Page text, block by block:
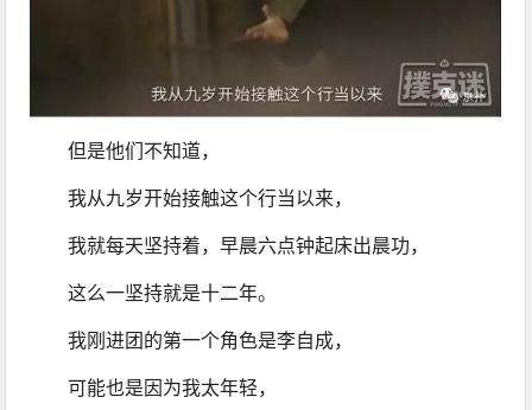
但是他们不知道，
我从九岁开始接触这个行当以来，
我就每天坚持着，早晨六点钟起床出晨功，
这么一坚持就是十二年。
我刚进团的第一个角色是李自成，
可能也是因为我太年轻，